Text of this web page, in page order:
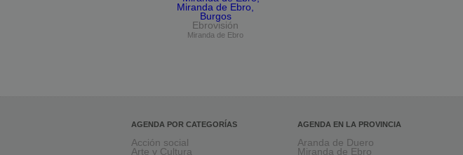
Ebrovisión
Miranda de Ebro
AGENDA POR CATEGORÍAS
Acción social
Arte y Cultura
AGENDA EN LA PROVINCIA
Aranda de Duero
Miranda de Ebro